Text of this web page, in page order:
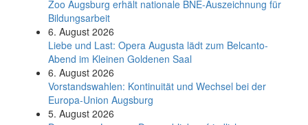
Zoo Augsburg erhält nationale BNE-Auszeichnung für
Bildungsarbeit
6. August 2026
Liebe und Last: Opera Augusta lädt zum Belcanto-
Abend im Kleinen Goldenen Saal
6. August 2026
Vorstandswahlen: Kontinuität und Wechsel bei der
Europa-Union Augsburg
5. August 2026